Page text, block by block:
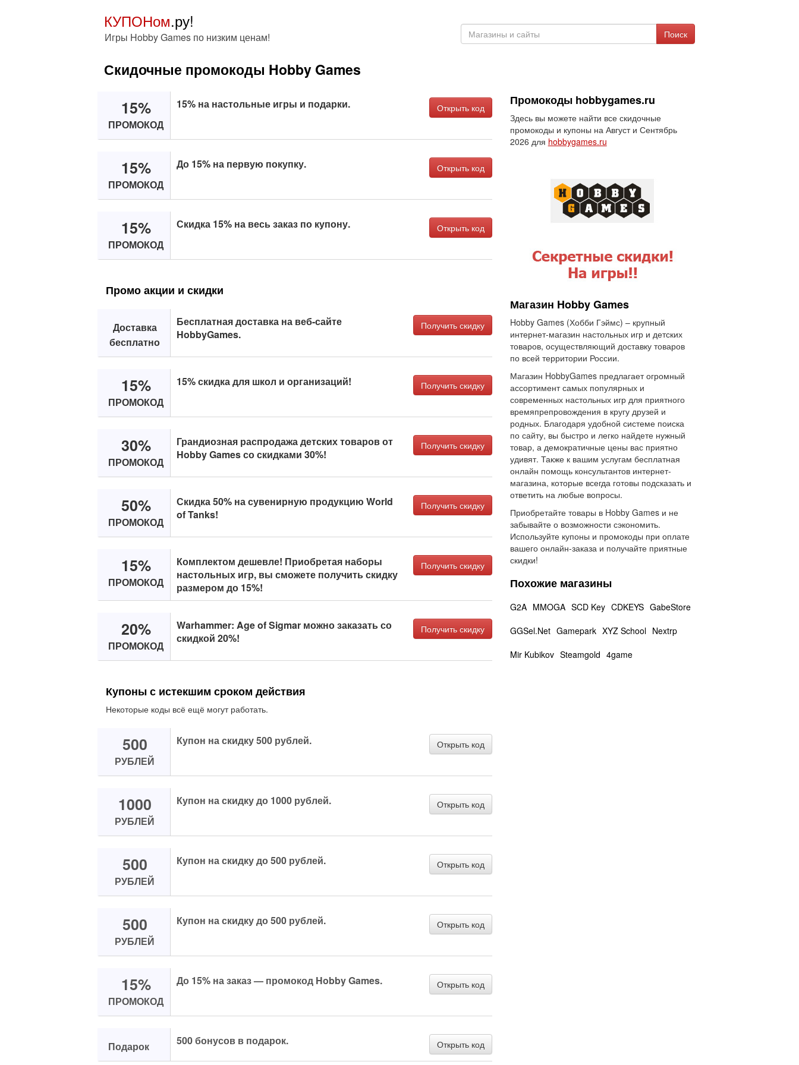
КУПОНом.ру!
Игры Hobby Games по низким ценам! Поиск
Скидочные промокоды Hobby Games
15%
ПРОМОКОД
15% на настольные игры и подарки. Открыть код
15%
ПРОМОКОД
До 15% на первую покупку. Открыть код
15%
ПРОМОКОД
Скидка 15% на весь заказ по купону. Открыть код
Промо акции и скидки
Доставка
бесплатно
Бесплатная доставка на веб-сайте
HobbyGames.
Получить скидку
15%
ПРОМОКОД
15% скидка для школ и организаций! Получить скидку
30%
ПРОМОКОД
Грандиозная распродажа детских товаров от
Hobby Games со скидками 30%!
Получить скидку
50%
ПРОМОКОД
Скидка 50% на сувенирную продукцию World
of Tanks!
Получить скидку
15%
ПРОМОКОД
Комплектом дешевле! Приобретая наборы
настольных игр, вы сможете получить скидку
размером до 15%!
Получить скидку
20%
ПРОМОКОД
Warhammer: Age of Sigmar можно заказать со
скидкой 20%!
Получить скидку
Купоны с истекшим сроком действия
Некоторые коды всё ещё могут работать.
500
РУБЛЕЙ
Купон на скидку 500 рублей. Открыть код
1000
РУБЛЕЙ
Купон на скидку до 1000 рублей. Открыть код
500
РУБЛЕЙ
Купон на скидку до 500 рублей. Открыть код
500
РУБЛЕЙ
Купон на скидку до 500 рублей. Открыть код
15%
ПРОМОКОД
До 15% на заказ — промокод Hobby Games. Открыть код
Подарок 500 бонусов в подарок. Открыть код
Промокоды hobbygames.ru
Здесь вы можете найти все скидочные
промокоды и купоны на Август и Сентябрь
2026 для hobbygames.ru
Магазин Hobby Games
Hobby Games (Хобби Гэймс) – крупный
интернет-магазин настольных игр и детских
товаров, осуществляющий доставку товаров
по всей территории России.
Магазин HobbyGames предлагает огромный
ассортимент самых популярных и
современных настольных игр для приятного
времяпрепровождения в кругу друзей и
родных. Благодаря удобной системе поиска
по сайту, вы быстро и легко найдете нужный
товар, а демократичные цены вас приятно
удивят. Также к вашим услугам бесплатная
онлайн помощь консультантов интернет-
магазина, которые всегда готовы подсказать и
ответить на любые вопросы.
Приобретайте товары в Hobby Games и не
забывайте о возможности сэкономить.
Используйте купоны и промокоды при оплате
вашего онлайн-заказа и получайте приятные
скидки!
Похожие магазины
G2A MMOGA SCD Key CDKEYS GabeStore
GGSel.Net Gamepark XYZ School Nextrp
Mir Kubikov Steamgold 4game